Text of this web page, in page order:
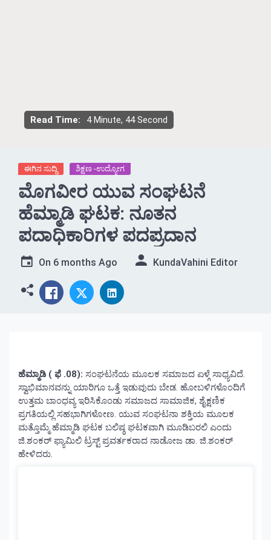
Read Time: 4 Minute, 44 Second
ಈಗಿನ ಸುದ್ದಿ ಶಿಕ್ಷಣ -ಉದ್ಯೋಗ
ಮೊಗವೀರ ಯುವ ಸಂಘಟನೆ
ಹೆಮ್ಮಾಡಿ ಘಟಕ: ನೂತನ
ಪದಾಧಿಕಾರಿಗಳ ಪದಪ್ರದಾನ
On 6 months Ago KundaVahini Editor
ಹೆಮ್ಮಾಡಿ ( ಫೆ .08): ಸಂಘಟನೆಯ ಮೂಲಕ ಸಮಾಜದ ಏಳ್ಗೆ ಸಾಧ್ಯವಿದೆ.
ಸ್ವಾಭಿಮಾನವನ್ನು ಯಾರಿಗೂ ಒತ್ತೆ ಇಡುವುದು ಬೇಡ. ಹೋಬಳಿಗಳೊಂದಿಗೆ
ಉತ್ತಮ ಬಾಂಧವ್ಯ ಇರಿಸಿಕೊಂಡು ಸಮಾಜದ ಸಾಮಾಜಿಕ, ಶೈಕ್ಷಣಿಕ
ಪ್ರಗತಿಯಲ್ಲಿ ಸಹಭಾಗಿಗಳೋಣ. ಯುವ ಸಂಘಟನಾ ಶಕ್ತಿಯ ಮೂಲಕ
ಮತ್ತೊಮ್ಮೆ ಹೆಮ್ಮಾಡಿ ಘಟಕ ಬಲಿಷ್ಠ ಘಟಕವಾಗಿ ಮೂಡಿಬರಲಿ ಎಂದು
ಜಿ.ಶಂಕರ್ ಫ್ಯಾಮಿಲಿ ಟ್ರಸ್ಟ್ ಪ್ರವರ್ತಕರಾದ ನಾಡೋಜ ಡಾ. ಜಿ.ಶಂಕರ್
ಹೇಳಿದರು.